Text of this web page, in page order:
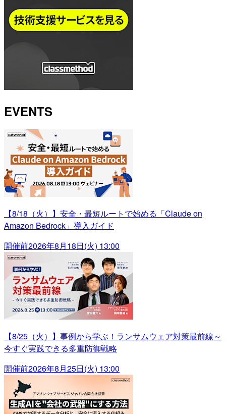
EVENTS
【8/18（火）】安全・最短ルートで始める「Claude on
Amazon Bedrock」導入ガイド
開催前2026年8月18日(火) 13:00
【8/25（火）】事例から学ぶ！ランサムウェア対策最前線～
今すぐ実践できる多重防御戦略
開催前2026年8月25日(火) 13:00